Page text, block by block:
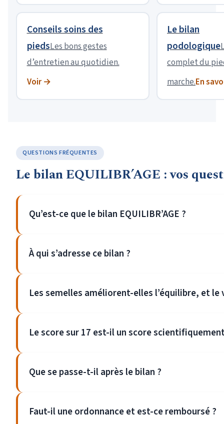
Conseils soins des
piedsLes bons gestes
d’entretien au quotidien.
Voir →
Le bilan
podologique
complet du
marche.En
QUESTIONS FRÉQUENTES
Le bilan EQUILIBR’AGE : vos
Qu’est-ce que le bilan EQUILIBR’AGE ?
À qui s’adresse ce bilan ?
Les semelles améliorent-elles l’équilibre, et le
Le score sur 17 est-il un score
Que se passe-t-il après le bilan ?
Faut-il une ordonnance et est-ce remboursé ?